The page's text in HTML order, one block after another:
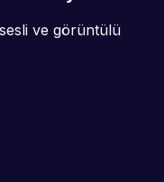
ve görüntülü